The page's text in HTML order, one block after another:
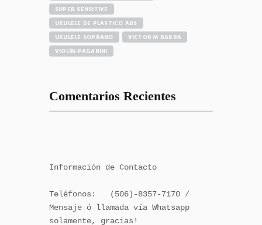
SUPER SENSITIVE
UKULELE DE PLASTICO ABS
UKULELE SOPRANO
VICTOR M BARBA
VIOLÍN-PAGANINI
Comentarios Recientes
Información de Contacto
Teléfonos:   (506)-8357-7170 /
Mensaje ó llamada vía Whatsapp
solamente, gracias!